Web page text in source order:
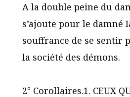
A la double peine du
s’ajoute pour le damné
souffrance de se sentir
la société des démons.
2° Corollaires.1. CEUX